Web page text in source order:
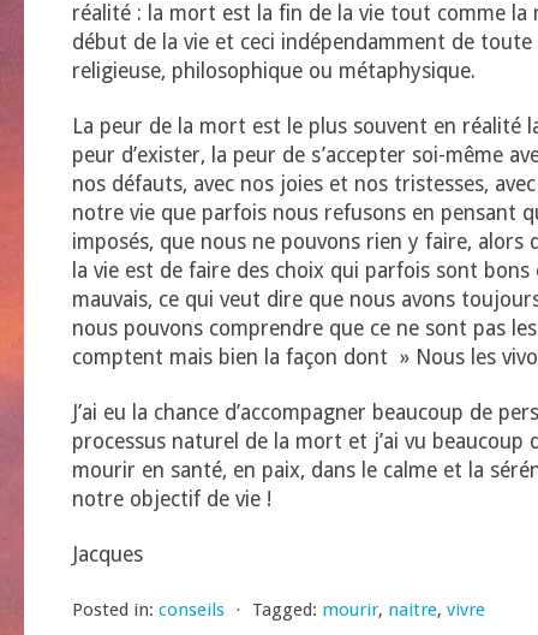
réalité : la mort est la fin de la vie tout comme la
début de la vie et ceci indépendamment de toute
religieuse, philosophique ou métaphysique.
La peur de la mort est le plus souvent en réalité
peur d’exister, la peur de s’accepter soi-même
nos défauts, avec nos joies et nos tristesses,
notre vie que parfois nous refusons en pensant
imposés, que nous ne pouvons rien y faire, alors
la vie est de faire des choix qui parfois sont
mauvais, ce qui veut dire que nous avons
nous pouvons comprendre que ce ne sont pas
comptent mais bien la façon dont » Nous les
J’ai eu la chance d’accompagner beaucoup de
processus naturel de la mort et j’ai vu beaucoup
mourir en santé, en paix, dans le calme et la
notre objectif de vie !
Jacques
Posted in: conseils ⋅ Tagged: mourir, naitre, vivre